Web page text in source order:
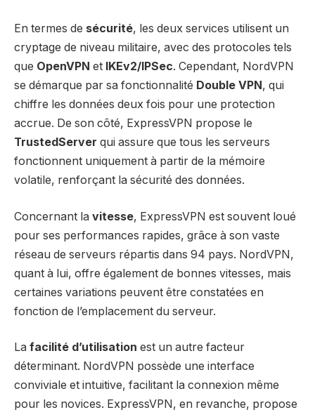
En termes de sécurité, les deux services utilisent un
cryptage de niveau militaire, avec des protocoles tels
que OpenVPN et IKEv2/IPSec. Cependant, NordVPN
se démarque par sa fonctionnalité Double VPN , qui
chiffre les données deux fois pour une protection
accrue. De son côté, ExpressVPN propose le
TrustedServer qui assure que tous les serveurs
fonctionnent uniquement à partir de la mémoire
volatile, renforçant la sécurité des données.
Concernant la vitesse, ExpressVPN est souvent loué
pour ses performances rapides, grâce à son vaste
réseau de serveurs répartis dans 94 pays. NordVPN,
quant à lui, offre également de bonnes vitesses, mais
certaines variations peuvent être constatées en
fonction de l’emplacement du serveur.
La facilité d’utilisation est un autre facteur
déterminant. NordVPN possède une interface
conviviale et intuitive, facilitant la connexion même
pour les novices. ExpressVPN, en revanche, propose